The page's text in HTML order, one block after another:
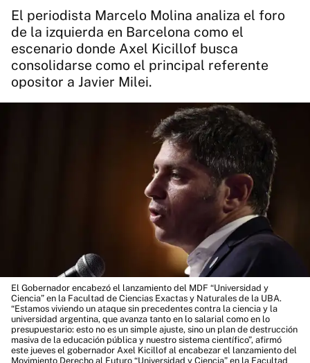
El periodista Marcelo Molina analiza el foro
de la izquierda en Barcelona como el
escenario donde Axel Kicillof busca
consolidarse como el principal referente
opositor a Javier Milei.
El Gobernador encabezó el lanzamiento del MDF “Universidad y
Ciencia” en la Facultad de Ciencias Exactas y Naturales de la UBA.
“Estamos viviendo un ataque sin precedentes contra la ciencia y la
universidad argentina, que avanza tanto en lo salarial como en lo
presupuestario: esto no es un simple ajuste, sino un plan de destrucción
masiva de la educación pública y nuestro sistema científico”, afirmó
este jueves el gobernador Axel Kicillof al encabezar el lanzamiento del
Movimiento Derecho al Futuro “Universidad y Ciencia” en la Facultad